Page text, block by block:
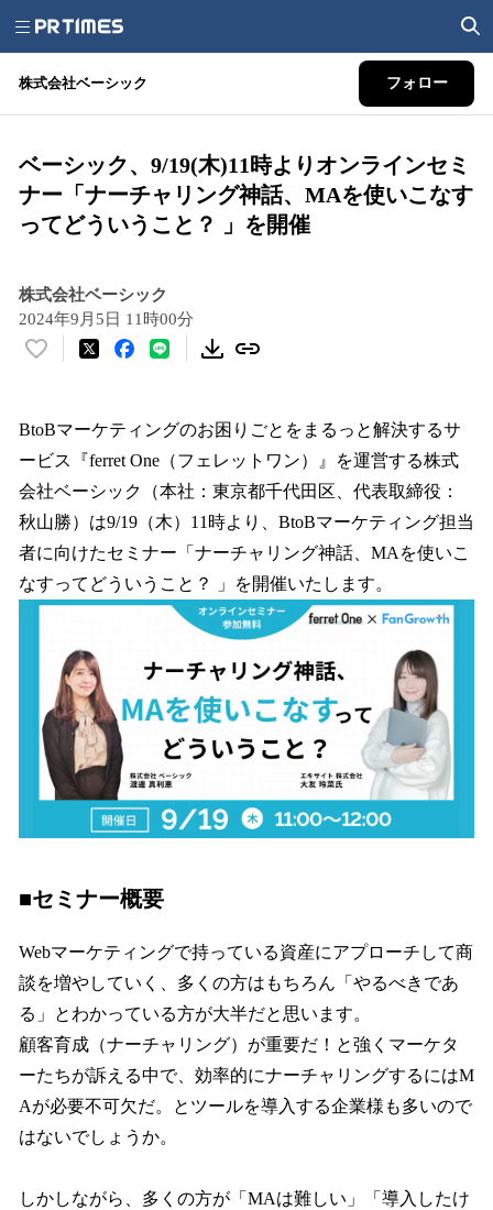
株式会社ベーシック フォロー
ベーシック、9/19(木)11時よりオンラインセミ
ナー「ナーチャリング神話、MAを使いこなす
ってどういうこと？ 」を開催
株式会社ベーシック
2024年9月5日 11時00分
い
！
数
を
読
み
込
み
中
BtoBマーケティングのお困りごとをまるっと解決するサ
ービス『ferret One（フェレットワン）』を運営する株式
会社ベーシック（本社：東京都千代田区、代表取締役：
秋山勝）は9/19（木）11時より、BtoBマーケティング担当
者に向けたセミナー「ナーチャリング神話、MAを使いこ
なすってどういうこと？ 」を開催いたします。
■セミナー概要
Webマーケティングで持っている資産にアプローチして商
談を増やしていく、多くの方はもちろん「やるべきであ
る」とわかっている方が大半だと思います。
顧客育成（ナーチャリング）が重要だ！と強くマーケタ
ーたちが訴える中で、効率的にナーチャリングするにはM
Aが必要不可欠だ。とツールを導入する企業様も多いので
はないでしょうか。
しかしながら、多くの方が「MAは難しい」「導入したけ